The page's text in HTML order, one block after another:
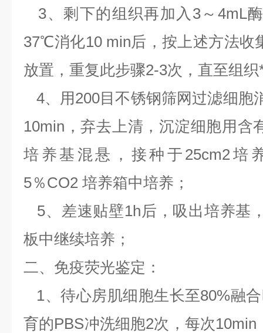
3、剩下的组织再加入3～4mL
37℃消化10 min后，按上述方法
放置，重复此步骤2-3次，直至组
4、用200目不锈钢筛网过滤细胞
10min，弃去上清，沉淀细胞用含
培养基混悬，接种于25cm2
5％CO2 培养箱中培养；
5、差速贴壁1h后，吸出培养基
板中继续培养；
二、免疫荧光鉴定：
1、待心房肌细胞生长至80%融
育的PBS冲洗细胞2次，每次